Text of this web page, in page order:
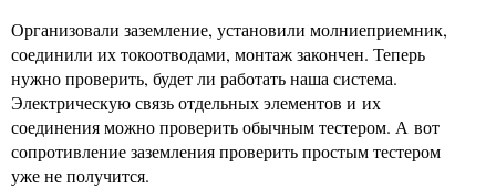
Организовали заземление, установили молниеприемник,
соединили их токоотводами, монтаж закончен. Теперь
нужно проверить, будет ли работать наша система.
Электрическую связь отдельных элементов и их
соединения можно проверить обычным тестером. А вот
сопротивление заземления проверить простым тестером
уже не получится.